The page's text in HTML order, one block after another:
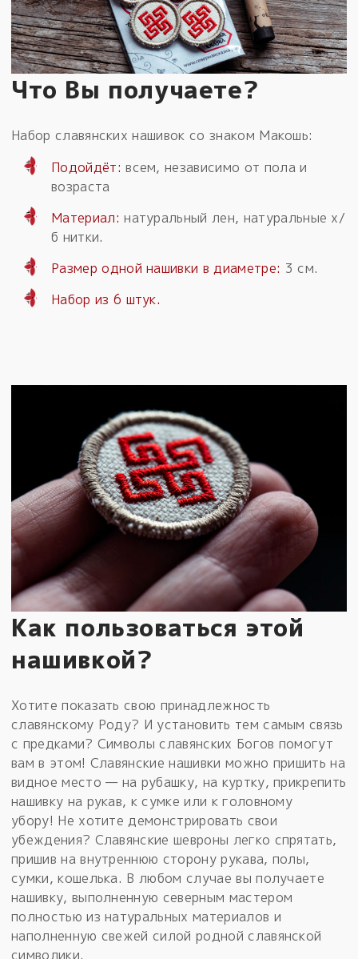
Что Вы получаете?
Набор славянских нашивок со знаком Макошь:
Подойдёт: всем, независимо от пола и
возраста
Материал: натуральный лен, натуральные х/
б нитки.
Размер одной нашивки в диаметре: 3 см.
Набор из 6 штук.
Как пользоваться этой
нашивкой?
Хотите показать свою принадлежность
славянскому Роду? И установить тем самым связь
с предками? Символы славянских Богов помогут
вам в этом! Славянские нашивки можно пришить на
видное место — на рубашку, на куртку, прикрепить
нашивку на рукав, к сумке или к головному
убору! Не хотите демонстрировать свои
убеждения? Славянские шевроны легко спрятать,
пришив на внутреннюю сторону рукава, полы,
сумки, кошелька. В любом случае вы получаете
нашивку, выполненную северным мастером
полностью из натуральных материалов и
наполненную свежей силой родной славянской
символики.